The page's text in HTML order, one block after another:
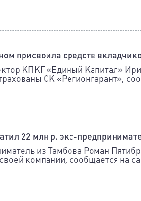
присвоила средств
КПКГ «Единый Капитал»
СК «Регионгарант»,
22 млн р. экс-
из Тамбова Роман
компании, сообщается на